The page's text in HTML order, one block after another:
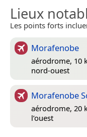
Lieux
Les points forts
Morafenobe
aérodrome, 10
nord-ouest
Morafenobe
aérodrome, 20
l’ouest